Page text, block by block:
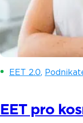
EET 2.0,
EET pro